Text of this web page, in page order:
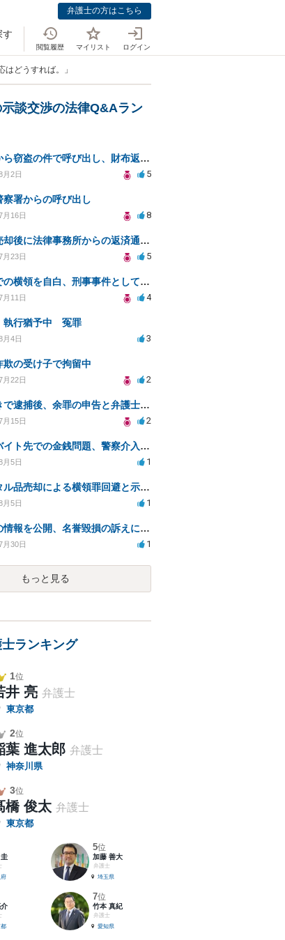
弁護士の方はこちら
す
閲覧履歴 マイリスト ログイン
どうすれば。」
談交渉の法律Q&Aラン
警察から窃盗の件で呼び出し、財布返却で自首すべきか？
月2日 5
察署からの呼び出し
月16日 8
口座売却後に法律事務所からの返済通知、どう対処すべきか？
月23日 5
会社での横領を自白、刑事事件としての処罰の可能性は？
月11日 4
行猶予中 冤罪
月4日 3
欺の受け子で拘留中
月22日 2
万引きで逮捕後、余罪の申告と弁護士相談のタイミングは？
月15日 2
アルバイト先での金銭問題、警察介入時の処罰と解決策は？
月5日 1
レンタル品売却による横領罪回避と示談交渉方法
月5日 1
知人の情報を公開、名誉毀損の訴えに対処する方法は？
月30日 1
もっと見る
ランキング
1位
井 亮 弁護士
東京都
2位
葉 進太郎 弁護士
神奈川県
3位
橋 俊太 弁護士
東京都
圭
府
5位
加藤 善大
弁護士
埼玉県
都
7位
竹本 真紀
弁護士
愛知県